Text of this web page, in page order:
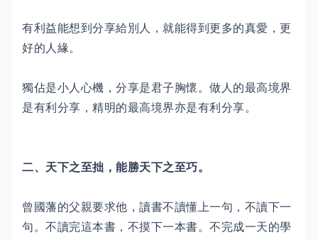
有利益能想到分享給別人，就能得到更多的真愛，更
好的人緣。
獨佔是小人心機，分享是君子胸懷。做人的最高境界
是有利分享，精明的最高境界亦是有利分享。
二、天下之至拙，能勝天下之至巧。
曾國藩的父親要求他，讀書不讀懂上一句，不讀下一
句。不讀完這本書，不摸下一本書。不完成一天的學